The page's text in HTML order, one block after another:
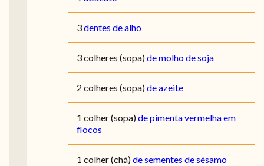
3dentes de alho
3colheres (sopa)de molho de soja
2 colheres (sopa)de azeite
1 colher (sopa)de pimenta vermelha em
flocos
1 colher (chá)de sementes de sésamo